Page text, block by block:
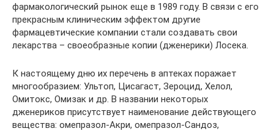
фармакологический рынок еще в 1989 году. В связи с его
прекрасным клиническим эффектом другие
фармацевтические компании стали создавать свои
лекарства – своеобразные копии (дженерики) Лосека.
К настоящему дню их перечень в аптеках поражает
многообразием: Ультоп, Цисагаст, Зероцид, Хелол,
Омитокс, Омизак и др. В названии некоторых
дженериков присутствует наименование действующего
вещества: омепразол-Акри, омепразол-Сандоз,